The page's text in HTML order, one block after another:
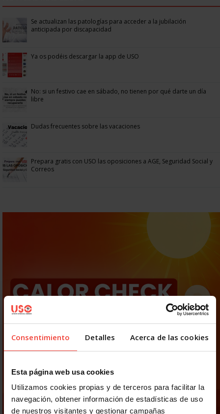
Consentimiento Detalles Acerca de las cookies
Esta página web usa cookies
Utilizamos cookies propias y de terceros para facilitar la
navegación, obtener información de estadísticas de uso
de nuestros visitantes y gestionar campañas
Se actualizan las patologías para acceder a la jubilación
anticipada por discapacidad
Ya os podéis descargar la app de USO
No: si un festivo cae en sábado, no tienen por qué darte un día
libre
Dudas frecuentes sobre las vacaciones
Prepara gratis con USO las oposiciones a AGE, Seguridad Social y
Correos